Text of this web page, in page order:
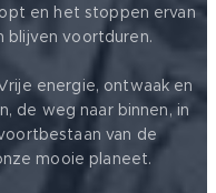
en het stoppen ervan
blijven voortduren.
energie, ontwaak en
de weg naar binnen, in
van de
mooie planeet.